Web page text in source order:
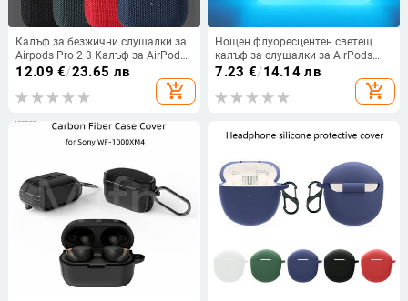
Калъф за безжични слушалки за
Airpods Pro 2 3 Калъф за AirPods
Pro Текстилна кърпа Защитен
калъф AntiFingerprints За Air pods
3 2
12.09 €/23.65 лв
add_shopping_cart
Нощен флуоресцентен светещ
калъф за слушалки за AirPods
Pro 1 2 3 Bluetooth калъфи за
слушалки за AirPods 1 2 3 Калъф
за airpods pro
7.23 €/14.14 лв
add_shopping_cart